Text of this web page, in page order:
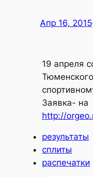
Апр 16, 2015
19 апреля
Заявка- на
http://
результаты
сплиты
распечатки